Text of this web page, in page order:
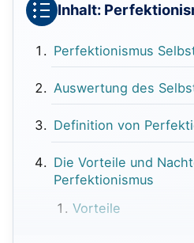
Inhalt:
Perfektionismus
Auswertung des
Definition von
Die Vorteile und
Perfektionismus
Vorteile